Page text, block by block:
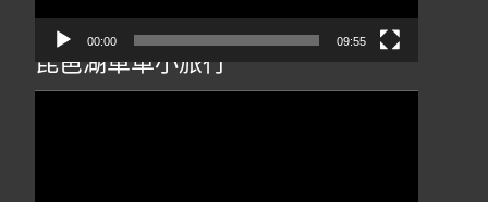
00:00 09:55
琵琶湖單車小旅行